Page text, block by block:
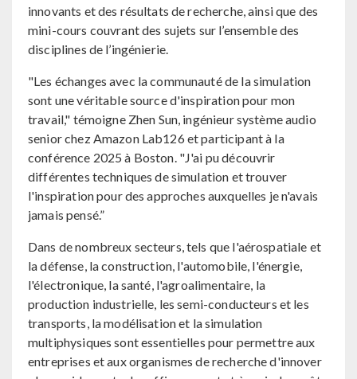
innovants et des résultats de recherche, ainsi que des
mini-cours couvrant des sujets sur l’ensemble des
disciplines de l’ingénierie.
"Les échanges avec la communauté de la simulation
sont une véritable source d'inspiration pour mon
travail," témoigne Zhen Sun, ingénieur système audio
senior chez Amazon Lab126 et participant à la
conférence 2025 à Boston. "J'ai pu découvrir
différentes techniques de simulation et trouver
l'inspiration pour des approches auxquelles je n'avais
jamais pensé.”
Dans de nombreux secteurs, tels que l'aérospatiale et
la défense, la construction, l'automobile, l'énergie,
l'électronique, la santé, l'agroalimentaire, la
production industrielle, les semi-conducteurs et les
transports, la modélisation et la simulation
multiphysiques sont essentielles pour permettre aux
entreprises et aux organismes de recherche d'innover